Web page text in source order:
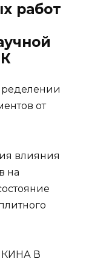
работ
от
влияния
на
В